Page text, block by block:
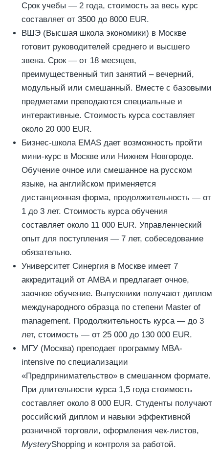
Срок учебы — 2 года, стоимость за весь курс
составляет от 3500 до 8000 EUR.
ВШЭ (Высшая школа экономики) в Москве
готовит руководителей среднего и высшего
звена. Срок — от 18 месяцев,
преимущественный тип занятий – вечерний,
модульный или смешанный. Вместе с базовыми
предметами преподаются специальные и
интерактивные. Стоимость курса составляет
около 20 000 EUR.
Бизнес-школа EMAS дает возможность пройти
мини-курс в Москве или Нижнем Новгороде.
Обучение очное или смешанное на русском
языке, на английском применяется
дистанционная форма, продолжительность — от
1 до 3 лет. Стоимость курса обучения
составляет около 11 000 EUR. Управленческий
опыт для поступления — 7 лет, собеседование
обязательно.
Университет Синергия в Москве имеет 7
аккредитаций от AMBA и предлагает очное,
заочное обучение. Выпускники получают диплом
международного образца по степени Master of
management. Продолжительность курса — до 3
лет, стоимость — от 25 000 до 130 000 EUR.
МГУ (Москва) преподает программу MBA-
intensive по специализации
«Предпринимательство» в смешанном формате.
При длительности курса 1,5 года стоимость
составляет около 8 000 EUR. Студенты получают
российский диплом и навыки эффективной
розничной торговли, оформления чек-листов,
MysteryShopping и контроля за работой.